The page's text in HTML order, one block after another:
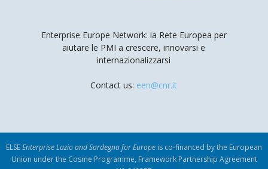
Enterprise Europe Network: la Rete Europea per
aiutare le PMI a crescere, innovarsi e
internazionalizzarsi
Contact us: een@cnr.it
ELSEEnterprise Lazio and Sardegna for Europe is co-financed by the European
Union under the Cosme Programme, Framework Partnership Agreement